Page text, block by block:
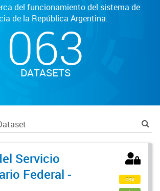
del funcionamiento del sistema de
de la República Argentina.
063
DATASETS
Servicio
Federal -
csv